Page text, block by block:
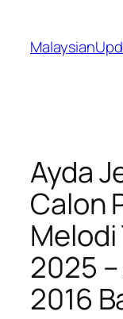
content
Ayda
Calon
2025
2016